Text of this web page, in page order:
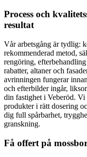
Process och
resultat
Vår arbetsgång är tydlig:
rekommenderad metod,
rengöring,
rabatter, altaner och
avrinningen fungerar
och efterbilder ingår,
din fastighet i Veberöd. Vi
produkter i rätt dosering
dig full spårbarhet,
granskning.
Få offert på